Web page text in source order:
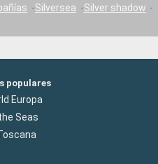
Silversea
Silver shadow
populares
Europa
Seas